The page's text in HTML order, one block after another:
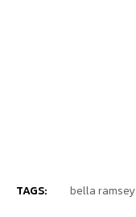
TAGS: bella ramsey